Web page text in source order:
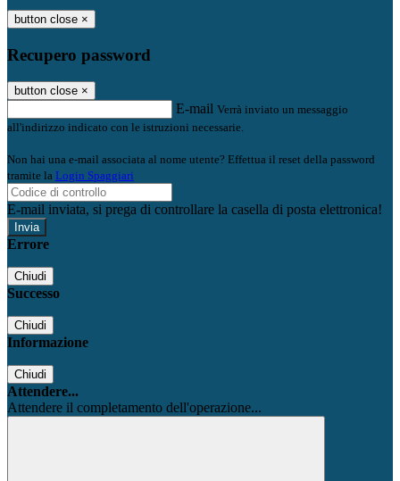
button close ×
Recupero password
button close ×
E-mail Verrà inviato un messaggio
all'indirizzo indicato con le istruzioni necessarie.
Non hai una e-mail associata al nome utente? Effettua il reset della password
tramite la Login Spaggiari
E-mail inviata, si prega di controllare la casella di posta elettronica!
Errore
Chiudi
Successo
Chiudi
Informazione
Chiudi
Attendere...
Attendere il completamento dell'operazione...